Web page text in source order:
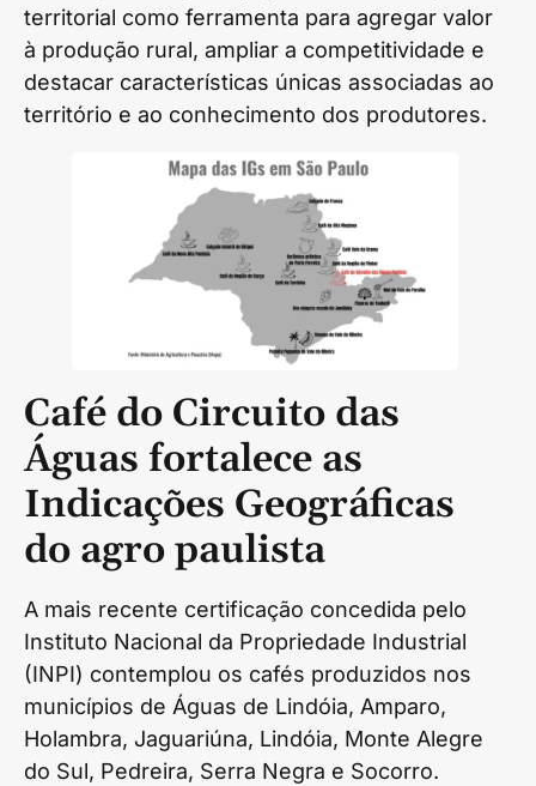
territorial como ferramenta para agregar valor
à produção rural, ampliar a competitividade e
destacar características únicas associadas ao
território e ao conhecimento dos produtores.
Café do Circuito das
Águas fortalece as
Indicações Geográficas
do agro paulista
A mais recente certificação concedida pelo
Instituto Nacional da Propriedade Industrial
(INPI) contemplou os cafés produzidos nos
municípios de Águas de Lindóia, Amparo,
Holambra, Jaguariúna, Lindóia, Monte Alegre
do Sul, Pedreira, Serra Negra e Socorro.